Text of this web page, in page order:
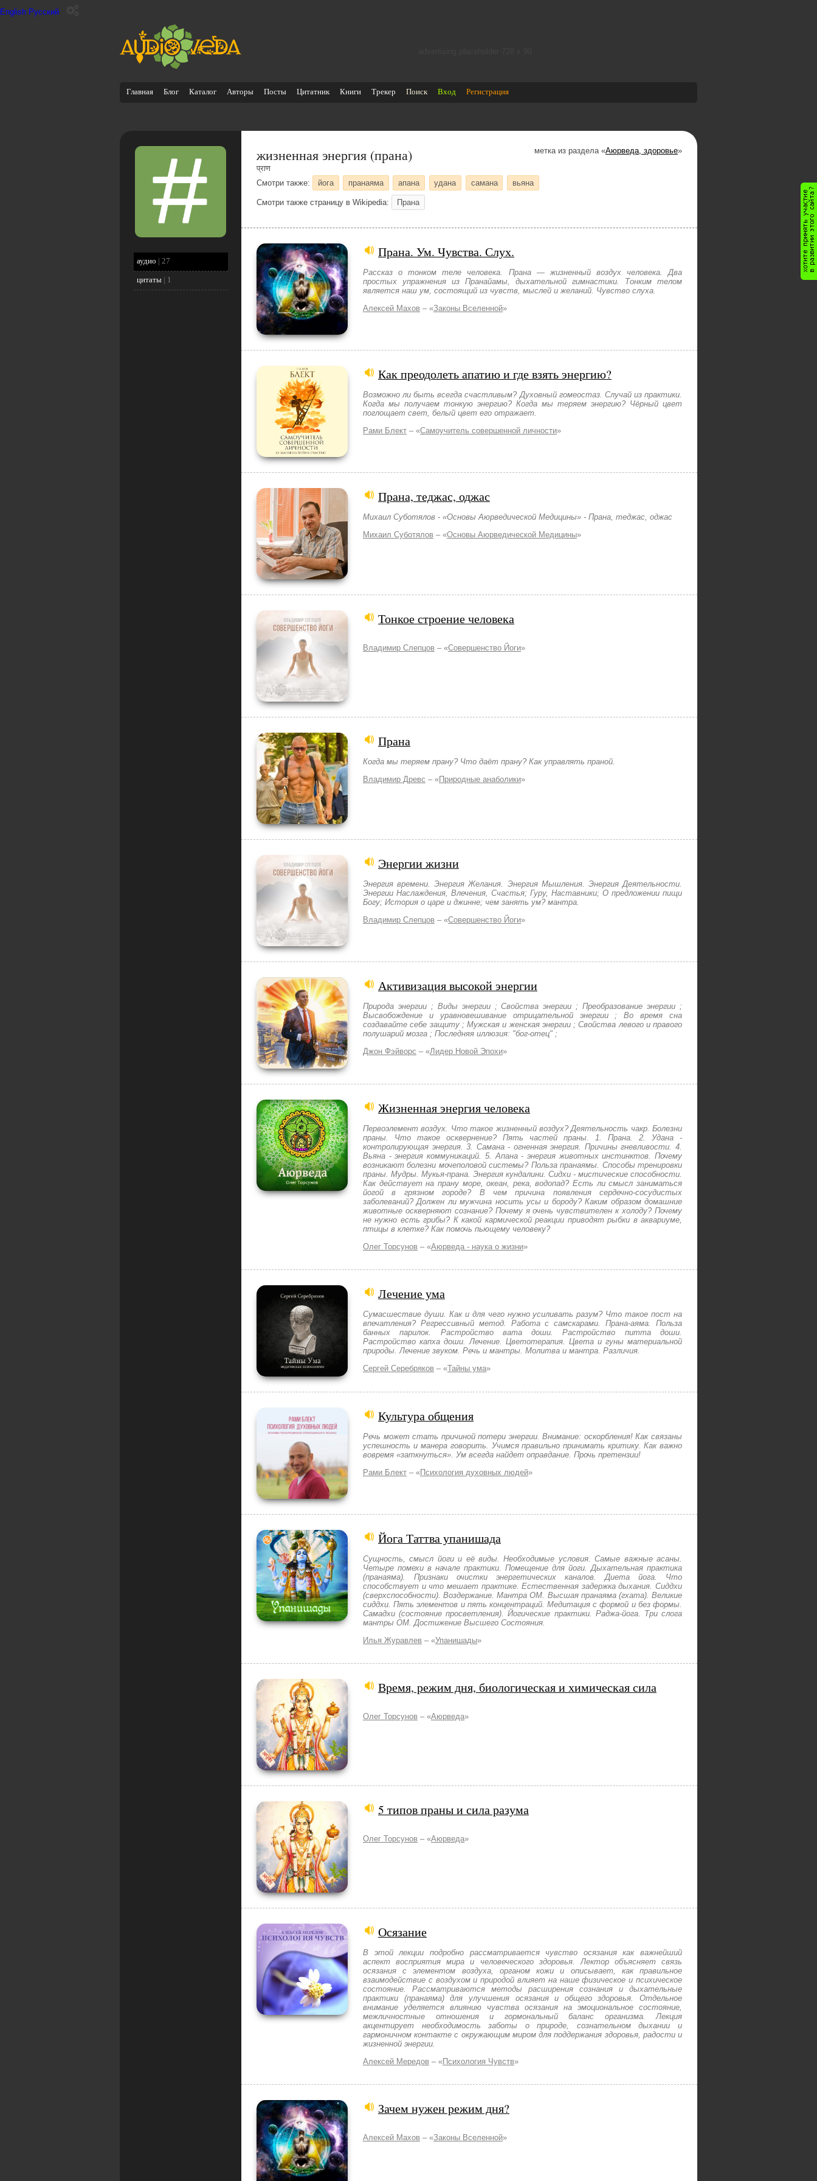
English Русский
Главная Блог Каталог Авторы Посты Цитатник Книги Трекер Поиск Вход Регистрация
аудио | 27
цитаты| 1
жизненная энергия (прана)
प्राण
метка из раздела «Аюрведа, здоровье»
Смотри также: йога пранаяма апана удана самана вьяна
Смотри также страницу в Wikipedia: Прана
Прана. Ум. Чувства. Слух.
Рассказ о тонком теле человека. Прана — жизненный воздух человека. Два
простых упражнения из Пранайамы, дыхательной гимнастики. Тонким телом
является наш ум, состоящий из чувств, мыслей и желаний. Чувство слуха.
Алексей Махов – «Законы Вселенной»
Как преодолеть апатию и где взять энергию?
Возможно ли быть всегда счастливым? Духовный гомеостаз. Случай из практики.
Когда мы получаем тонкую энергию? Когда мы теряем энергию? Чёрный цвет
поглощает свет, белый цвет его отражает.
Рами Блект – «Самоучитель совершенной личности»
Прана, теджас, оджас
Михаил Суботялов - «Основы Аюрведической Медицины» - Прана, теджас, оджас
Михаил Суботялов – «Основы Аюрведической Медицины»
Тонкое строение человека
Владимир Слепцов – «Совершенство Йоги»
Прана
Когда мы теряем прану? Что даёт прану? Как управлять праной.
Владимир Древс – «Природные анаболики»
Энергии жизни
Энергия времени. Энергия Желания. Энергия Мышления. Энергия Деятельности.
Энергии Наслаждения, Влечения, Счастья; Гуру, Наставники; О предложении пищи
Богу; История о царе и джинне; чем занять ум? мантра.
Владимир Слепцов – «Совершенство Йоги»
Активизация высокой энергии
Природа энергии ; Виды энергии ; Свойства энергии ; Преобразование энергии ;
Высвобождение и уравновешивание отрицательной энергии ; Во время сна
создавайте себе защиту ; Мужская и женская энергии ; Свойства левого и правого
полушарий мозга ; Последняя иллюзия: "бог-отец" ;
Джон Фэйворс – «Лидер Новой Эпохи»
Жизненная энергия человека
Первоэлемент воздух. Что такое жизненный воздух? Деятельность чакр. Болезни
праны. Что такое осквернение? Пять частей праны. 1. Прана. 2. Удана -
контролирующая энергия. 3. Самана - огненная энергия. Причины гневливости. 4.
Вьяна - энергия коммуникаций. 5. Апана - энергия животных инстинктов. Почему
возникают болезни мочеполовой системы? Польза пранаямы. Способы тренировки
праны. Мудры. Мукья-прана. Энергия кундалини. Сидхи - мистические способности.
Как действует на прану море, океан, река, водопад? Есть ли смысл заниматься
йогой в грязном городе? В чем причина появления сердечно-сосудистых
заболеваний? Должен ли мужчина носить усы и бороду? Каким образом домашние
животные оскверняют сознание? Почему я очень чувствителен к холоду? Почему
не нужно есть грибы? К какой кармической реакции приводят рыбки в аквариуме,
птицы в клетке? Как помочь пьющему человеку?
Олег Торсунов – «Аюрведа - наука о жизни»
Лечение ума
Сумасшествие души. Как и для чего нужно усиливать разум? Что такое пост на
впечатления? Регрессивный метод. Работа с самскарами. Прана-аяма. Польза
банных парилок. Растройство вата доши. Растройство питта доши.
Растройство капха доши. Лечение. Цветотерапия. Цвета и гуны материальной
природы. Лечение звуком. Речь и мантры. Молитва и мантра. Различия.
Сергей Серебряков – «Тайны ума»
Культура общения
Речь может стать причиной потери энергии. Внимание: оскорбления! Как связаны
успешность и манера говорить. Учимся правильно принимать критику. Как важно
вовремя «заткнуться». Ум всегда найдет оправдание. Прочь претензии!
Рами Блект – «Психология духовных людей»
Йога Таттва упанишада
Сущность, смысл йоги и её виды. Необходимые условия. Самые важные асаны.
Четыре помехи в начале практики. Помещение для йоги. Дыхательная практика
(пранаяма). Признаки очистки энергетических каналов. Диета йога. Что
способствует и что мешает практике. Естественная задержка дыхания. Сиддхи
(сверхспособности). Воздержание. Мантра ОМ. Высшая пранаяма (гхата). Великие
сиддхи. Пять элементов и пять концентраций. Медитация с формой и без формы.
Самадхи (состояние просветления). Йогические практики. Раджа-йога. Три слога
мантры ОМ. Достижение Высшего Состояния.
Илья Журавлев – «Упанишады»
Время, режим дня, биологическая и химическая сила
Олег Торсунов – «Аюрведа»
5 типов праны и сила разума
Олег Торсунов – «Аюрведа»
Осязание
В этой лекции подробно рассматривается чувство осязания как важнейший
аспект восприятия мира и человеческого здоровья. Лектор объясняет связь
осязания с элементом воздуха, органом кожи и описывает, как правильное
взаимодействие с воздухом и природой влияет на наше физическое и психическое
состояние. Рассматриваются методы расширения сознания и дыхательные
практики (пранаяма) для улучшения осязания и общего здоровья. Отдельное
внимание уделяется влиянию чувства осязания на эмоциональное состояние,
межличностные отношения и гормональный баланс организма. Лекция
акцентирует необходимость заботы о природе, сознательном дыхании и
гармоничном контакте с окружающим миром для поддержания здоровья, радости и
жизненной энергии.
Алексей Мередов – «Психология Чувств»
Зачем нужен режим дня?
Алексей Махов – «Законы Вселенной»